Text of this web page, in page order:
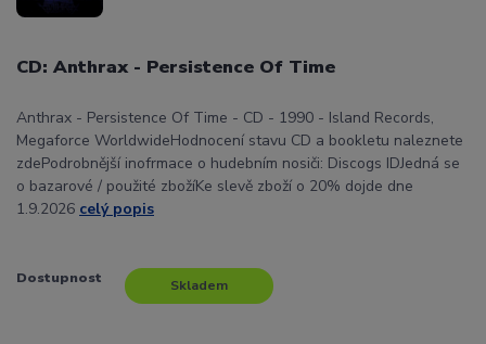
CD: Anthrax - Persistence Of Time
Anthrax - Persistence Of Time - CD - 1990 - Island Records,
Megaforce WorldwideHodnocení stavu CD a bookletu naleznete
zdePodrobnější inofrmace o hudebním nosiči: Discogs IDJedná se
o bazarové / použité zbožíKe slevě zboží o 20% dojde dne
1.9.2026 celý popis
Dostupnost Skladem